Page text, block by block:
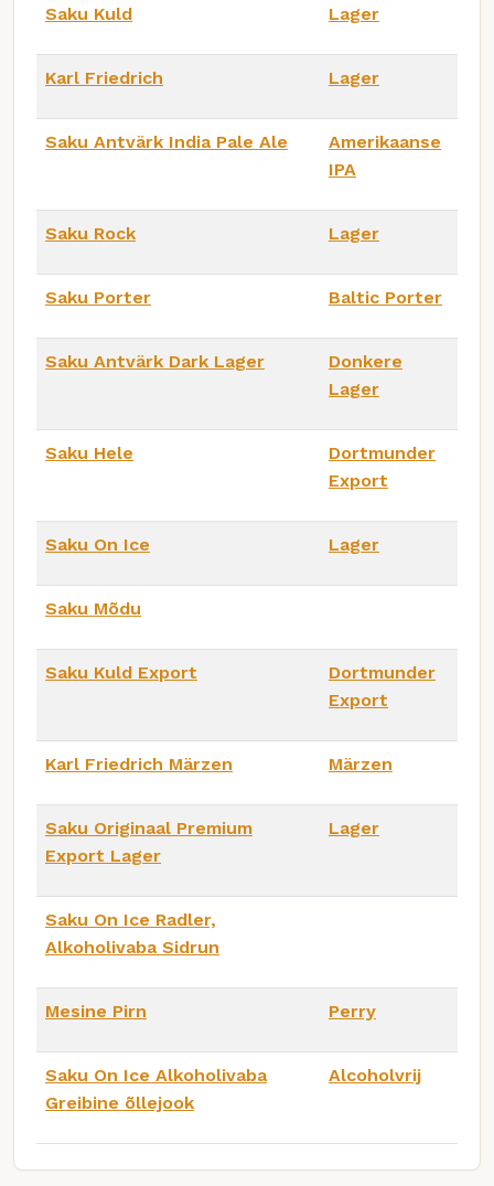
Saku Kuld Lager
Karl Friedrich Lager
Saku Antvärk India Pale Ale
Amerikaanse
IPA
Saku Rock Lager
Saku Porter Baltic Porter
Saku Antvärk Dark Lager
Donkere
Lager
Saku Hele
Dortmunder
Export
Saku On Ice Lager
Saku Mõdu
Saku Kuld Export
Dortmunder
Export
Karl Friedrich Märzen Märzen
Saku Originaal Premium
Export Lager
Lager
Saku On Ice Radler,
Alkoholivaba Sidrun
Mesine Pirn Perry
Saku On Ice Alkoholivaba
Greibine õllejook
Alcoholvrij